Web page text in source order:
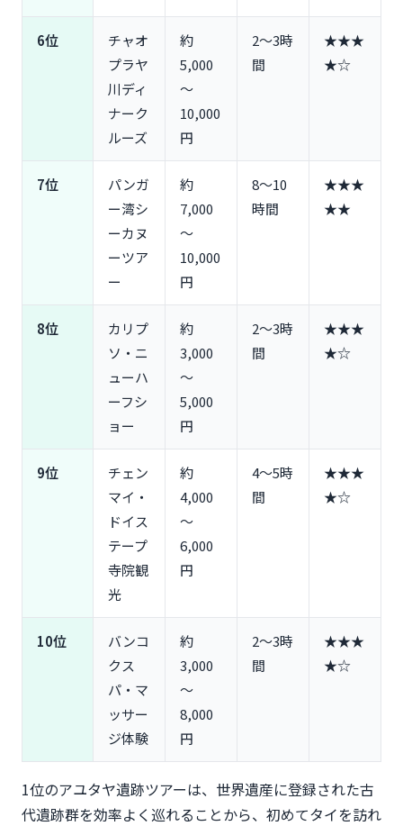
6位
チャオ
プラヤ
川ディ
ナーク
ルーズ
約
5,000
〜
10,000
円
2〜3時
間
★★★
★☆
7位
パンガ
ー湾シ
ーカヌ
ーツア
ー
約
7,000
〜
10,000
円
8〜10
時間
★★★
★★
8位
カリプ
ソ・ニ
ューハ
ーフシ
ョー
約
3,000
〜
5,000
円
2〜3時
間
★★★
★☆
9位
チェン
マイ・
ドイス
テープ
寺院観
光
約
4,000
〜
6,000
円
4〜5時
間
★★★
★☆
10位
バンコ
クス
パ・マ
ッサー
ジ体験
約
3,000
〜
8,000
円
2〜3時
間
★★★
★☆
1位のアユタヤ遺跡ツアーは、世界遺産に登録された古
代遺跡群を効率よく巡れることから、初めてタイを訪れ